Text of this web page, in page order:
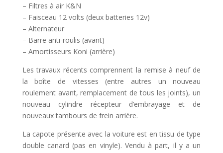
– Filtres à air K&N
– Faisceau 12 volts (deux batteries 12v)
– Alternateur
– Barre anti-roulis (avant)
– Amortisseurs Koni (arrière)
Les travaux récents comprennent la remise à neuf de
la boîte de vitesses (entre autres un nouveau
roulement avant, remplacement de tous les joints), un
nouveau cylindre récepteur d’embrayage et de
nouveaux tambours de frein arrière.
La capote présente avec la voiture est en tissu de type
double canard (pas en vinyle). Vendu à part, il y a un